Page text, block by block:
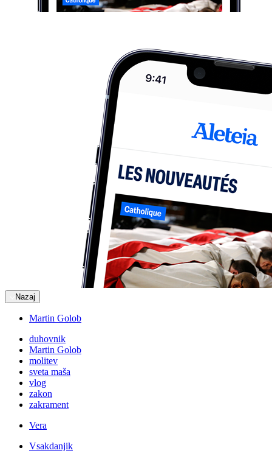
Nazaj
Martin Golob
duhovnik
Martin Golob
molitev
sveta maša
vlog
zakon
zakrament
Vera
Vsakdanjik